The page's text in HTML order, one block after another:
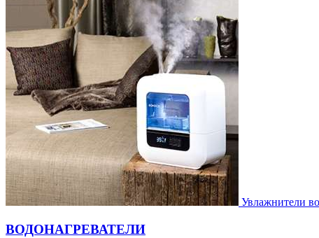
Увлажнители
ВОДОНАГРЕВАТЕЛИ